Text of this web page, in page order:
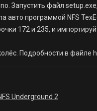
Запустить файл
авто программой NFS
172 и 235, и
Подробности в файле
Underground 2